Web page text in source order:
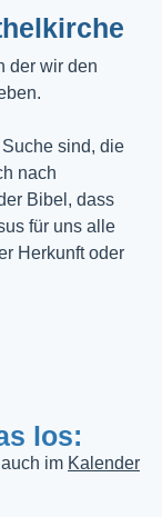
der wir den
sind, die
nach
Bibel, dass
für uns alle
Herkunft oder
los:
im Kalender